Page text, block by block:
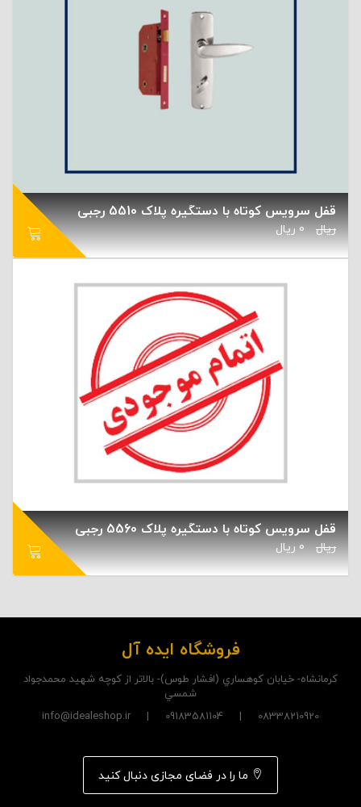
قفل سرویس کوتاه با دستگیره پلاک 5510 رجبی
ریال 0 ریال
قفل سرویس کوتاه با دستگیره پلاک 5560 رجبی
ریال 0 ریال
فروشگاه ایده آل
کرمانشاه- خيابان کوهساري (افشار طوس)- بالاتر از کوچه شهيد محمدجواد
شمسي
08338210920 | 09183581104 | info@idealeshop.ir
ما را در فضای مجازی دنبال کنید